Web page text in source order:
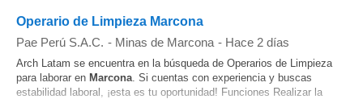
Operario de Limpieza Marcona
Pae Perú S.A.C. - Minas de Marcona - Hace 2 días
Arch Latam se encuentra en la búsqueda de Operarios de Limpieza
para laborar en Marcona. Si cuentas con experiencia y buscas
estabilidad laboral, ¡esta es tu oportunidad! Funciones Realizar la